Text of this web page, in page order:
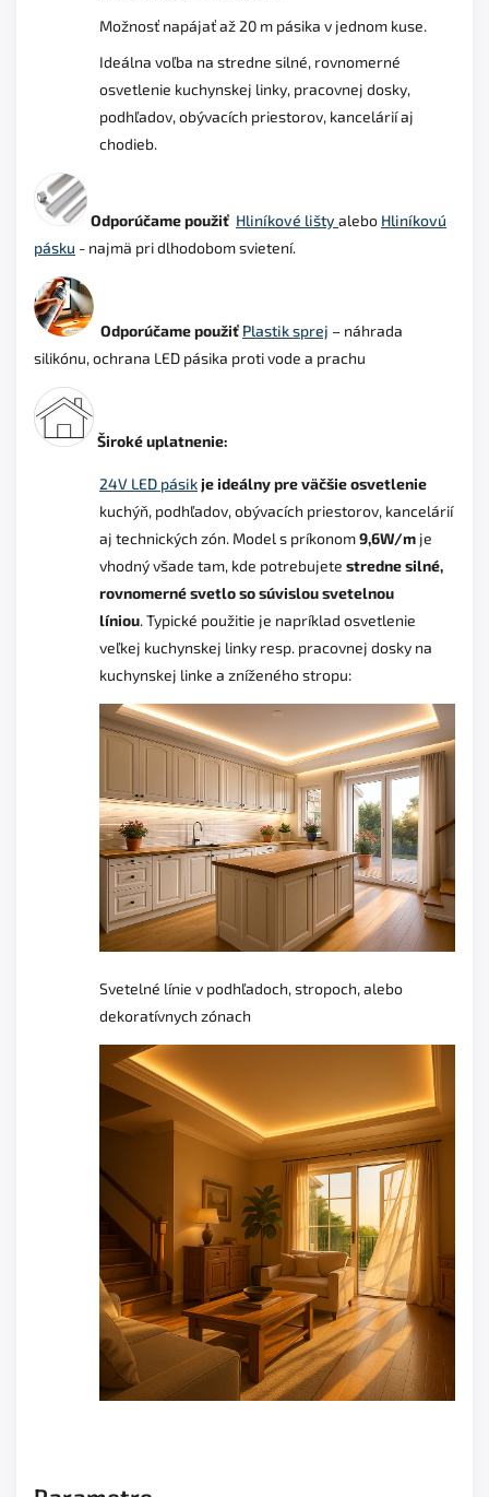
Možnosť napájať až 20 m pásika v jednom kuse.
Ideálna voľba na stredne silné, rovnomerné
osvetlenie kuchynskej linky, pracovnej dosky,
podhľadov, obývacích priestorov, kancelárií aj
chodieb.
Odporúčame použiť Hliníkové lišty alebo Hliníkovú
pásku - najmä pri dlhodobom svietení.
Odporúčame použiť Plastik sprej – náhrada
silikónu, ochrana LED pásika proti vode a prachu
Široké uplatnenie:
24V LED pásik je ideálny pre väčšie osvetlenie
kuchýň, podhľadov, obývacích priestorov, kancelárií
aj technických zón. Model s príkonom9,6W/m je
vhodný všade tam, kde potrebujete stredne silné,
rovnomerné svetlo so súvislou svetelnou
líniou. Typické použitie je napríklad osvetlenie
veľkej kuchynskej linky resp. pracovnej dosky na
kuchynskej linke a zníženého stropu:
Svetelné línie v podhľadoch, stropoch, alebo
dekoratívnych zónach